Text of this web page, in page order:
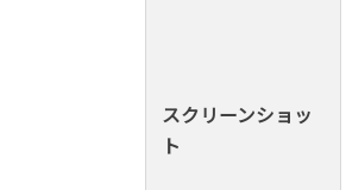
スクリーンショッ
ト